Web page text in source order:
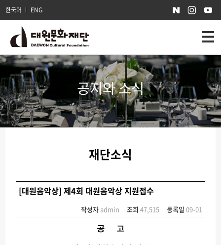
한국어 ENG
공지와 소식
재단소식
[대원음악상] 제4회 대원음악상 지원접수
작성자 admin 조회 47,515 등록일 09-01
공 고